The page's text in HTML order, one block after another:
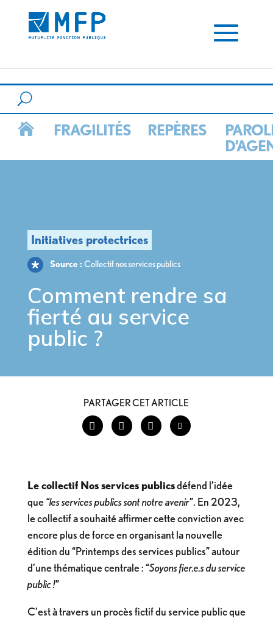
 FRAGILITÉS REPÈRES
Source : Collectif nos services publics
Comment rendre sa
fierté au service
public ?
PARTAGER CET ARTICLE
Le collectif Nos services publicsdéfend l’idée
que“les services publics sont notre avenir”. En 2023,
le collectif a souhaité affirmer cette conviction avec
encore plus de force en organisant la nouvelle
édition du “Printemps des services publics” autour
d’une thématique centrale : “Soyons fier.e.s du service
public !”
C’est à travers un procès fictif du service public que